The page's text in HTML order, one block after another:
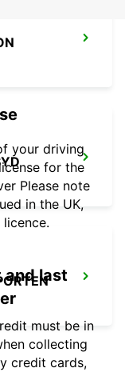
your driving
for the
Please note
in the UK,
and last
must be in
collecting
credit cards,